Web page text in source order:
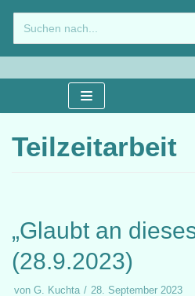
Zum
Inhalt
springen
Teilzeitarbeit
„Glaubt an
(28.9.2023)
von G. Kuchta 28. September 2023